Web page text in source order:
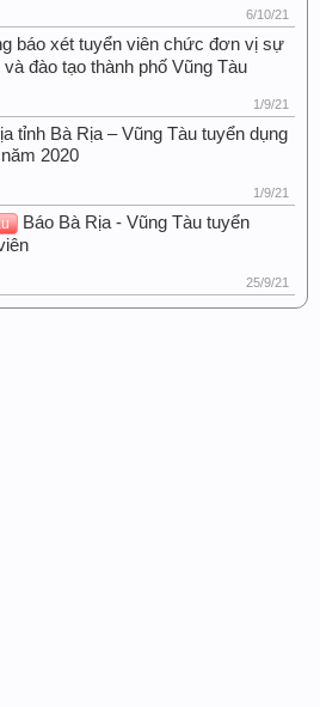
6/10/21
báo xét tuyển viên chức đơn vị sự
và đào tạo thành phố Vũng Tàu
1/9/21
tỉnh Bà Rịa – Vũng Tàu tuyển dụng
2020
1/9/21
Báo Bà Rịa - Vũng Tàu tuyển
25/9/21